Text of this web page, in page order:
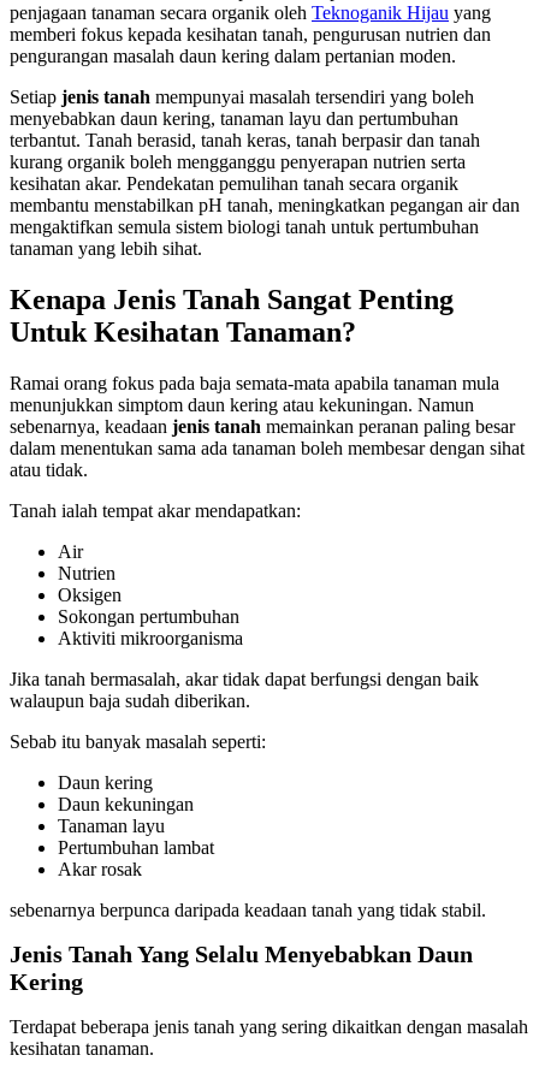
penjagaan tanaman secara organik oleh Teknoganik Hijau yang
memberi fokus kepada kesihatan tanah, pengurusan nutrien dan
pengurangan masalah daun kering dalam pertanian moden.
Setiap jenis tanah mempunyai masalah tersendiri yang boleh
menyebabkan daun kering, tanaman layu dan pertumbuhan
terbantut. Tanah berasid, tanah keras, tanah berpasir dan tanah
kurang organik boleh mengganggu penyerapan nutrien serta
kesihatan akar. Pendekatan pemulihan tanah secara organik
membantu menstabilkan pH tanah, meningkatkan pegangan air dan
mengaktifkan semula sistem biologi tanah untuk pertumbuhan
tanaman yang lebih sihat.
Kenapa Jenis Tanah Sangat Penting
Untuk Kesihatan Tanaman?
Ramai orang fokus pada baja semata-mata apabila tanaman mula
menunjukkan simptom daun kering atau kekuningan. Namun
sebenarnya, keadaan jenis tanah memainkan peranan paling besar
dalam menentukan sama ada tanaman boleh membesar dengan sihat
atau tidak.
Tanah ialah tempat akar mendapatkan:
Air
Nutrien
Oksigen
Sokongan pertumbuhan
Aktiviti mikroorganisma
Jika tanah bermasalah, akar tidak dapat berfungsi dengan baik
walaupun baja sudah diberikan.
Sebab itu banyak masalah seperti:
Daun kering
Daun kekuningan
Tanaman layu
Pertumbuhan lambat
Akar rosak
sebenarnya berpunca daripada keadaan tanah yang tidak stabil.
Jenis Tanah Yang Selalu Menyebabkan Daun
Kering
Terdapat beberapa jenis tanah yang sering dikaitkan dengan masalah
kesihatan tanaman.